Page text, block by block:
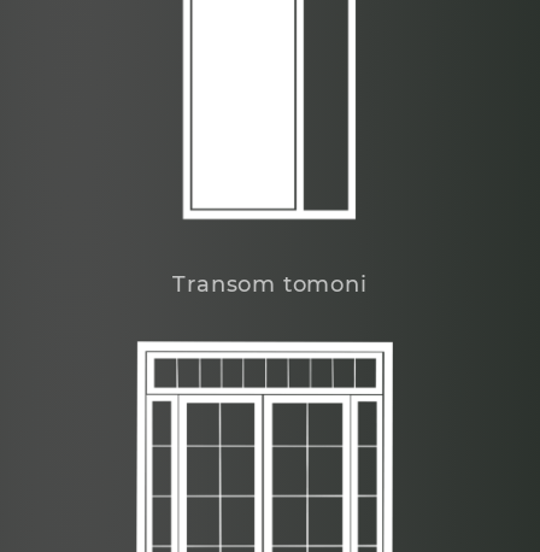
Transom tomoni